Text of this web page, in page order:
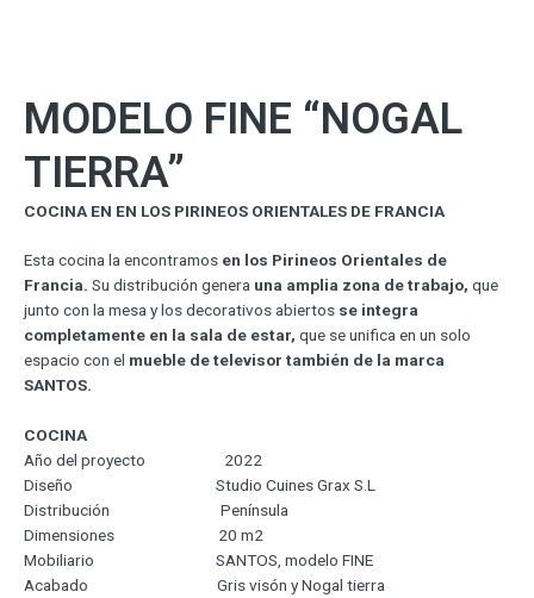
MODELO FINE “NOGAL
TIERRA”
COCINA EN EN LOS PIRINEOS ORIENTALES DE FRANCIA
Esta cocina la encontramos en los Pirineos Orientales de
Francia. Su distribución genera una amplia zona de trabajo, que
junto con la mesa y los decorativos abiertos se integra
completamente en la sala de estar, que se unifica en un solo
espacio con el mueble de televisor también de la marca
SANTOS.
COCINA
Año del proyecto 2022
Diseño Studio Cuines Grax S.L
Distribución Península
Dimensiones 20 m2
Mobiliario SANTOS, modelo FINE
Acabado Gris visón y Nogal tierra